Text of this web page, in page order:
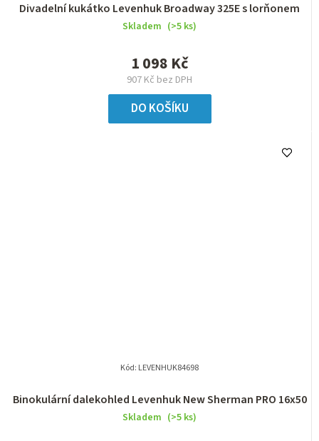
Divadelní kukátko Levenhuk Broadway 325E s lorňonem
Skladem (>5 ks)
907 Kč bez DPH
1 098 Kč
DO KOŠÍKU
Binokulární dalekohled Levenhuk New Sherman PRO 16x50
Skladem (>5 ks)
Kód: LEVENHUK84698